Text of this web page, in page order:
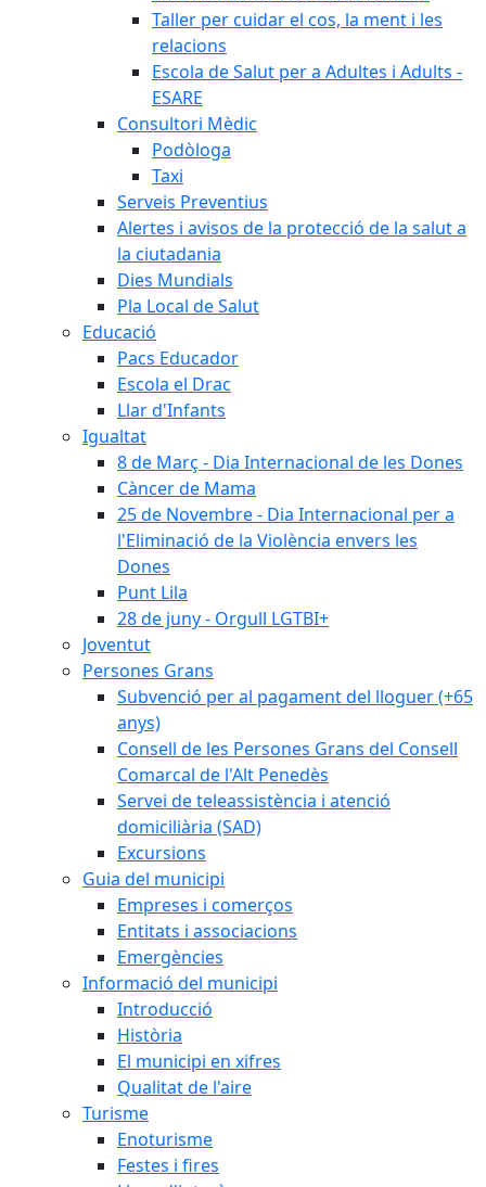
Taller per cuidar el cos, la ment i les
relacions
Escola de Salut per a Adultes i Adults -
ESARE
Consultori Mèdic
Podòloga
Taxi
Serveis Preventius
Alertes i avisos de la protecció de la salut a
la ciutadania
Dies Mundials
Pla Local de Salut
Educació
Pacs Educador
Escola el Drac
Llar d'Infants
Igualtat
8 de Març - Dia Internacional de les Dones
Càncer de Mama
25 de Novembre - Dia Internacional per a
l'Eliminació de la Violència envers les
Dones
Punt Lila
28 de juny - Orgull LGTBI+
Joventut
Persones Grans
Subvenció per al pagament del lloguer (+65
anys)
Consell de les Persones Grans del Consell
Comarcal de l'Alt Penedès
Servei de teleassistència i atenció
domiciliària (SAD)
Excursions
Guia del municipi
Empreses i comerços
Entitats i associacions
Emergències
Informació del municipi
Introducció
Història
El municipi en xifres
Qualitat de l'aire
Turisme
Enoturisme
Festes i fires